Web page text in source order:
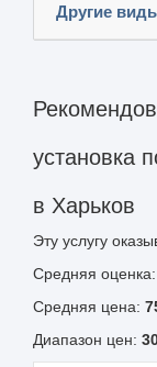
Другие
установка
в Харьков
Эту услугу
Средняя
Средняя цена:
Диапазон цен: